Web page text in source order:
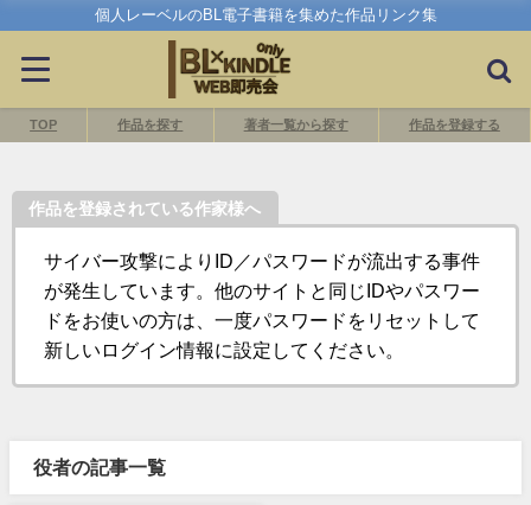
個人レーベルのBL電子書籍を集めた作品リンク集
TOP 作品を探す 著者一覧から探す 作品を登録する
作品を登録されている作家様へ
サイバー攻撃によりID／パスワードが流出する事件
が発生しています。他のサイトと同じIDやパスワー
ドをお使いの方は、一度パスワードをリセットして
新しいログイン情報に設定してください。
役者の記事一覧